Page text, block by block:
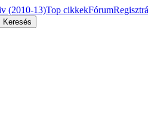
(2010-13)Top cikkekFórum